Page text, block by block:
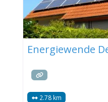
Energiewende
2.78 km